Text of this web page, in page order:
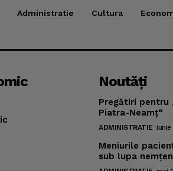
Administratie Cultura
Noutăţi
Pregătiri pentru
Piatra-Neamţ“
ADMINISTRATIE
Meniurile
sub lupa